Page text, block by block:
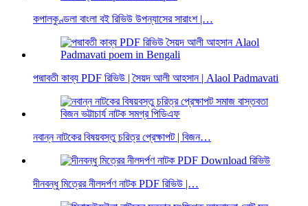
কপালকুণ্ডলা বাংলা বই রিভিউ উপন্যাসের সারাংশ |…
পদ্মাবতী কাব্য PDF রিভিউ | সৈয়দ আলী আহসান | Alaol Padmavati
নবান্ন নাটকের বিষয়বস্তু চরিত্র প্রেক্ষাপট | বিজন…
দীনবন্ধু মিত্রের নীলদর্পণ নাটক PDF রিভিউ |…